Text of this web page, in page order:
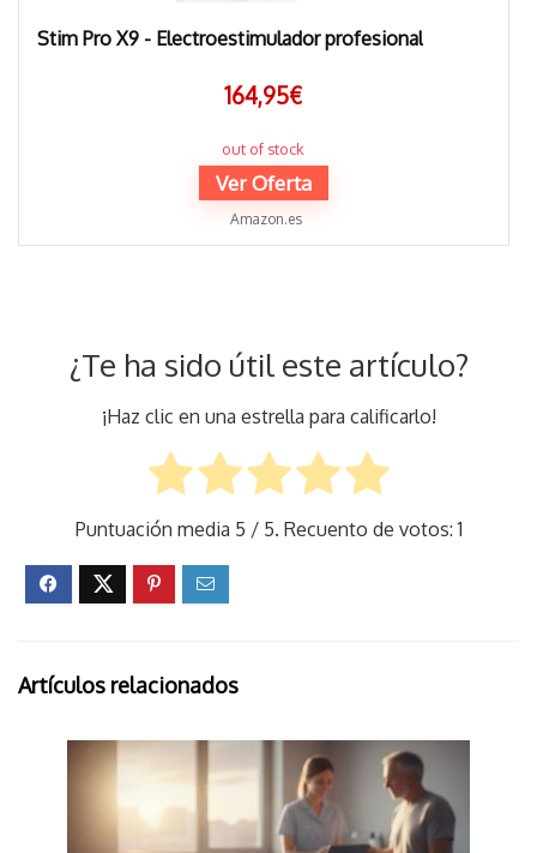
Stim Pro X9 - Electroestimulador profesional
164,95€
out of stock
Ver Oferta
Amazon.es
¿Te ha sido útil este artículo?
¡Haz clic en una estrella para calificarlo!
Puntuación media 5 / 5. Recuento de votos:1
Artículos relacionados